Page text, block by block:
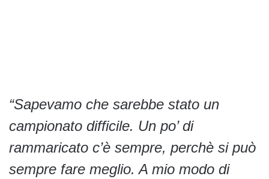
“Sapevamo che sarebbe stato un
campionato difficile. Un po’ di
rammaricato c’è sempre, perchè si può
sempre fare meglio. A mio modo di